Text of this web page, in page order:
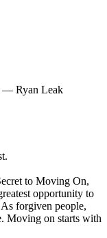
— Ryan Leak
to Moving On,
opportunity to
forgiven people,
Moving on starts with